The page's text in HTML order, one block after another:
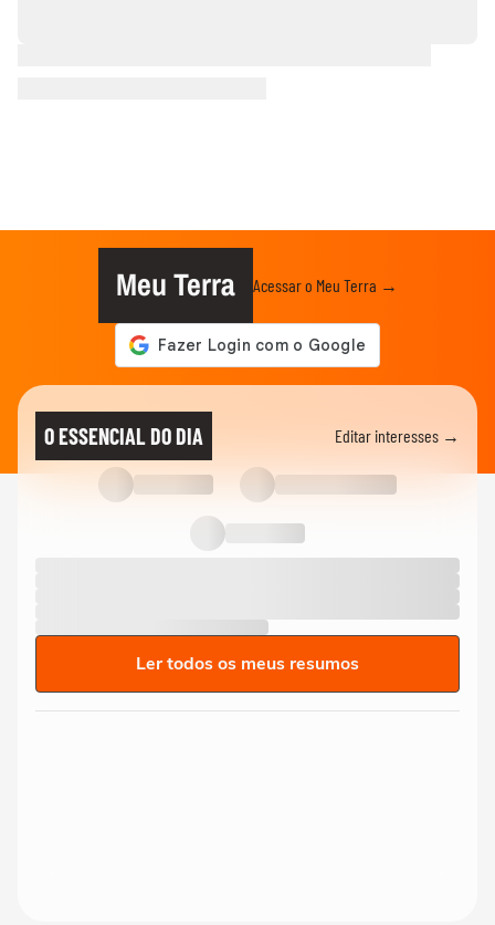
Meu Terra Acessar o Meu Terra →
O ESSENCIAL DO DIA Editar interesses →
Ler todos os meus resumos